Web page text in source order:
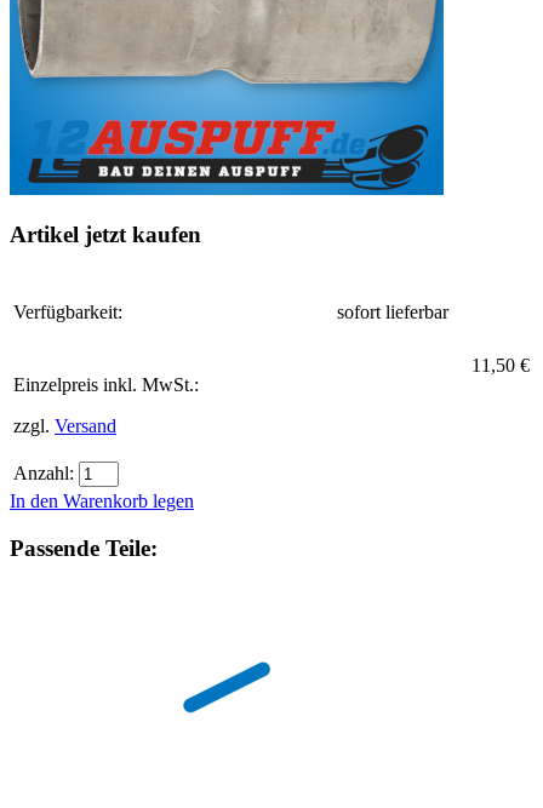
Artikel jetzt kaufen
Verfügbarkeit: sofort lieferbar
Einzelpreis inkl. MwSt.:
zzgl. Versand
11,50 €
Anzahl:
In den Warenkorb legen
Passende Teile: